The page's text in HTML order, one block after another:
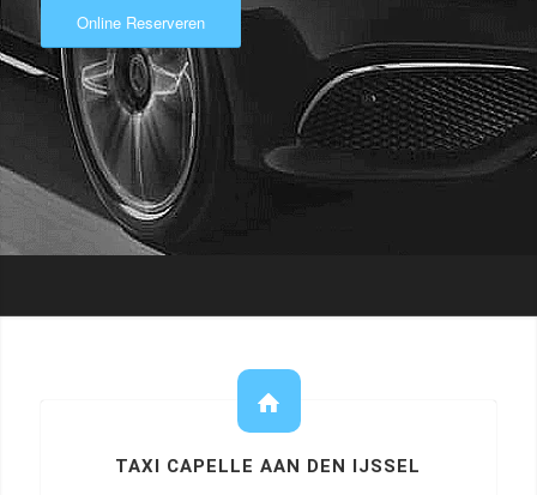
Online Reserveren
TAXI CAPELLE AAN DEN IJSSEL